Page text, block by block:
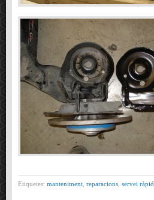
Etiquetes: manteniment reparacions servei ràpid